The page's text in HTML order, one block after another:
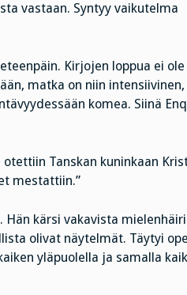
vastaan. Syntyy vaikutelma
Kirjojen loppua ei ole
matka on niin
komea. Siinä
otettiin Tanskan kuninkaan
mestattiin.”
kärsi vakavista
olivat näytelmät. Täytyi
yläpuolella ja samalla